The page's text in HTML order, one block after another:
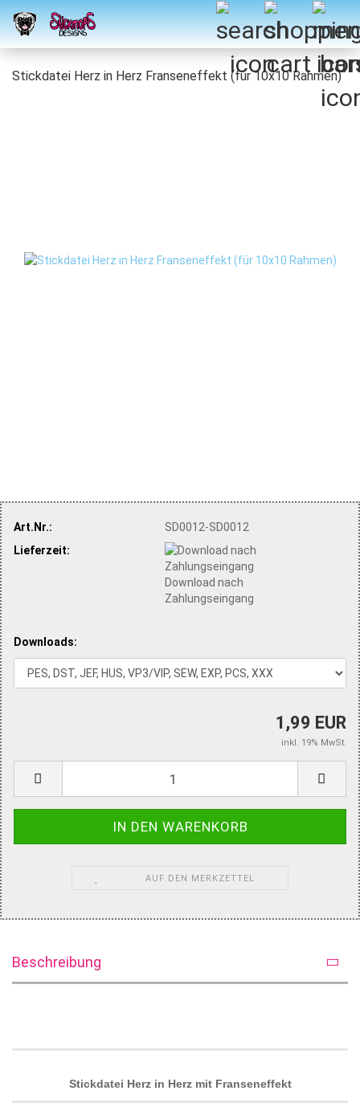
Stickdatei Herz in Herz Franseneffekt (für 10x10 Rahmen)
Art.Nr.:
SD0012-SD0012
Lieferzeit:
Download nach
Zahlungseingang
Downloads:
1,99 EUR
inkl. 19% MwSt.
AUF DEN MERKZETTEL
Beschreibung
Stickdatei Herz in Herz mit Franseneffekt